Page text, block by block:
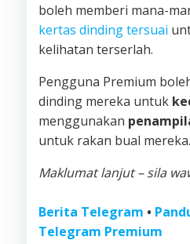
boleh memberi mana-
kertas dinding tersuai
kelihatan terserlah.
Pengguna Premium
dinding mereka untuk
menggunakan
untuk rakan bual mereka.
Maklumat lanjut – sila
Berita Telegram •
Telegram Premium